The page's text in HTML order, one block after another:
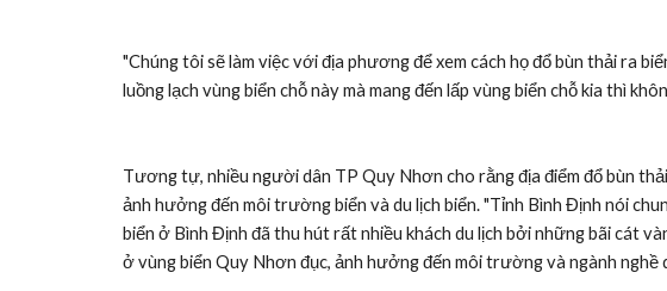
"Chúng tôi sẽ làm việc với địa phương để xem cách họ đổ bùn thải ra
luồng lạch vùng biển chỗ này mà mang đến lấp vùng biển chỗ kia thì
Tương tự, nhiều người dân TP Quy Nhơn cho rằng địa điểm đổ bùn
ảnh hưởng đến môi trường biển và du lịch biển. "Tỉnh Bình Định nói
biển ở Bình Định đã thu hút rất nhiều khách du lịch bởi những bãi cát
ở vùng biển Quy Nhơn đục, ảnh hưởng đến môi trường và ngành